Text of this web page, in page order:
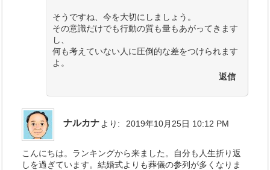
そうですね、今を大切にしましょう。
その意識だけでも行動の質も量もあがってきます
し、
何も考えていない人に圧倒的な差をつけられます
よ。
返信
ナルカナ より: 2019年10月25日 10:12 PM
こんにちは。ランキングから来ました。自分も人生折り返
しを過ぎています。結婚式よりも葬儀の参列が多くなりま